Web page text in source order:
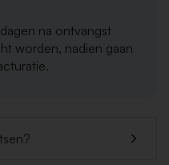
na ontvangst
worden, nadien gaan